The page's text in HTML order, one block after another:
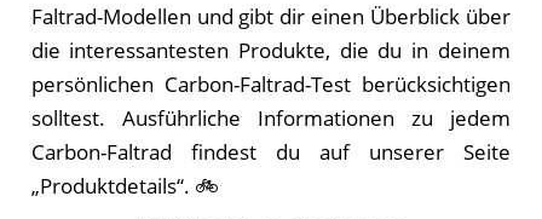
Faltrad-Modellen und gibt dir einen Überblick über
die interessantesten Produkte, die du in deinem
persönlichen Carbon-Faltrad-Test berücksichtigen
solltest. Ausführliche Informationen zu jedem
Carbon-Faltrad findest du auf unserer Seite
„Produktdetails“. 🚲